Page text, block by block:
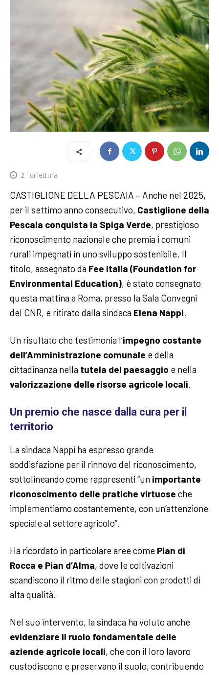
2 ' di lettura
CASTIGLIONE DELLA PESCAIA – Anche nel 2025,
per il settimo anno consecutivo, Castiglione della
Pescaia conquista la Spiga Verde, prestigioso
riconoscimento nazionale che premia i comuni
rurali impegnati in uno sviluppo sostenibile. Il
titolo, assegnato da Fee Italia (Foundation for
Environmental Education), è stato consegnato
questa mattina a Roma, presso la Sala Convegni
del CNR, e ritirato dalla sindaca Elena Nappi.
Un risultato che testimonia l’impegno costante
dell’Amministrazione comunale e della
cittadinanza nella tutela del paesaggio e nella
valorizzazione delle risorse agricole locali.
Un premio che nasce dalla cura per il
territorio
La sindaca Nappi ha espresso grande
soddisfazione per il rinnovo del riconoscimento,
sottolineando come rappresenti “un importante
riconoscimento delle pratiche virtuose che
implementiamo costantemente, con un’attenzione
speciale al settore agricolo”.
Ha ricordato in particolare aree come Pian di
Rocca e Pian d’Alma, dove le coltivazioni
scandiscono il ritmo delle stagioni con prodotti di
alta qualità.
Nel suo intervento, la sindaca ha voluto anche
evidenziare il ruolo fondamentale delle
aziende agricole locali, che con il loro lavoro
custodiscono e preservano il suolo, contribuendo